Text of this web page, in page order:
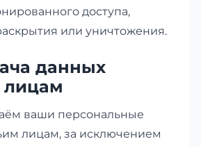
доступа,
или уничтожения.
данных
лицам
ваши персональные
лицам, за исключением